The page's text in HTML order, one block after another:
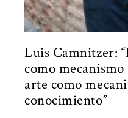
Luis Camnitzer:
como
arte como
conocimiento”